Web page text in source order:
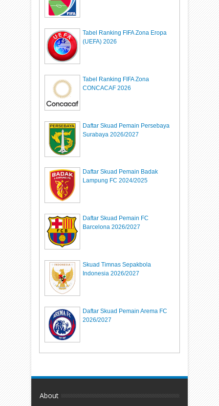
Tabel Ranking FIFA Zona Eropa
(UEFA) 2026
Tabel Ranking FIFA Zona
CONCACAF 2026
Daftar Skuad Pemain Persebaya
Surabaya 2026/2027
Daftar Skuad Pemain Badak
Lampung FC 2024/2025
Daftar Skuad Pemain FC
Barcelona 2026/2027
Skuad Timnas Sepakbola
Indonesia 2026/2027
Daftar Skuad Pemain Arema FC
2026/2027
About